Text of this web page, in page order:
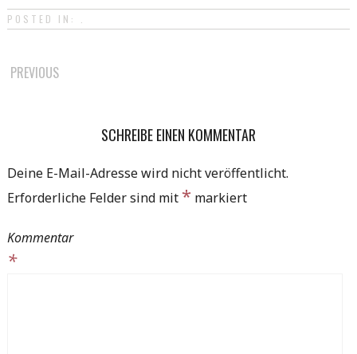
POSTED IN: .
POST
PREVIOUS
SCHREIBE EINEN KOMMENTAR
Deine E-Mail-Adresse wird nicht veröffentlicht.
Erforderliche Felder sind mit * markiert
Kommentar
*